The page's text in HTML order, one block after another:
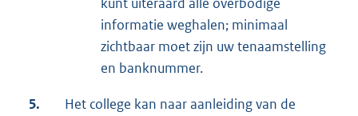
informatie weghalen; minimaal
zichtbaar moet zijn uw tenaamstelling
en banknummer.
5.
Het college kan naar aanleiding van de